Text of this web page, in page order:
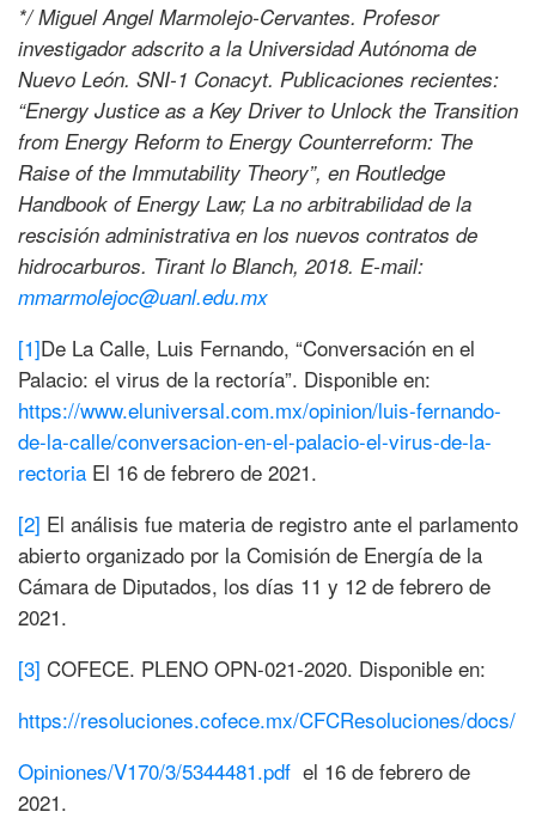
*/ Miguel Angel Marmolejo-Cervantes. Profesor
investigador adscrito a la Universidad Autónoma de
Nuevo León. SNI-1 Conacyt. Publicaciones recientes:
“Energy Justice as a Key Driver to Unlock the Transition
from Energy Reform to Energy Counterreform: The
Raise of the Immutability Theory”, en Routledge
Handbook of Energy Law; La no arbitrabilidad de la
rescisión administrativa en los nuevos contratos de
hidrocarburos. Tirant lo Blanch, 2018. E-mail:
mmarmolejoc@uanl.edu.mx
[1]De La Calle, Luis Fernando, “Conversación en el
Palacio: el virus de la rectoría”. Disponible en:
https://www.eluniversal.com.mx/opinion/luis-fernando-
de-la-calle/conversacion-en-el-palacio-el-virus-de-la-
rectoria El 16 de febrero de 2021.
[2] El análisis fue materia de registro ante el parlamento
abierto organizado por la Comisión de Energía de la
Cámara de Diputados, los días 11 y 12 de febrero de
2021.
[3] COFECE. PLENO OPN-021-2020. Disponible en:
https://resoluciones.cofece.mx/CFCResoluciones/docs/
Opiniones/V170/3/5344481.pdf el 16 de febrero de
2021.